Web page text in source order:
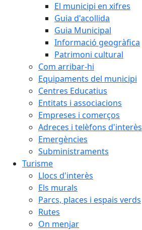
El municipi en xifres
Guia d'acollida
Guia Municipal
Informació geogràfica
Patrimoni cultural
Com arribar-hi
Equipaments del municipi
Centres Educatius
Entitats i associacions
Empreses i comerços
Adreces i telèfons d'interès
Emergències
Subministraments
Turisme
Llocs d'interès
Els murals
Parcs, places i espais verds
Rutes
On menjar